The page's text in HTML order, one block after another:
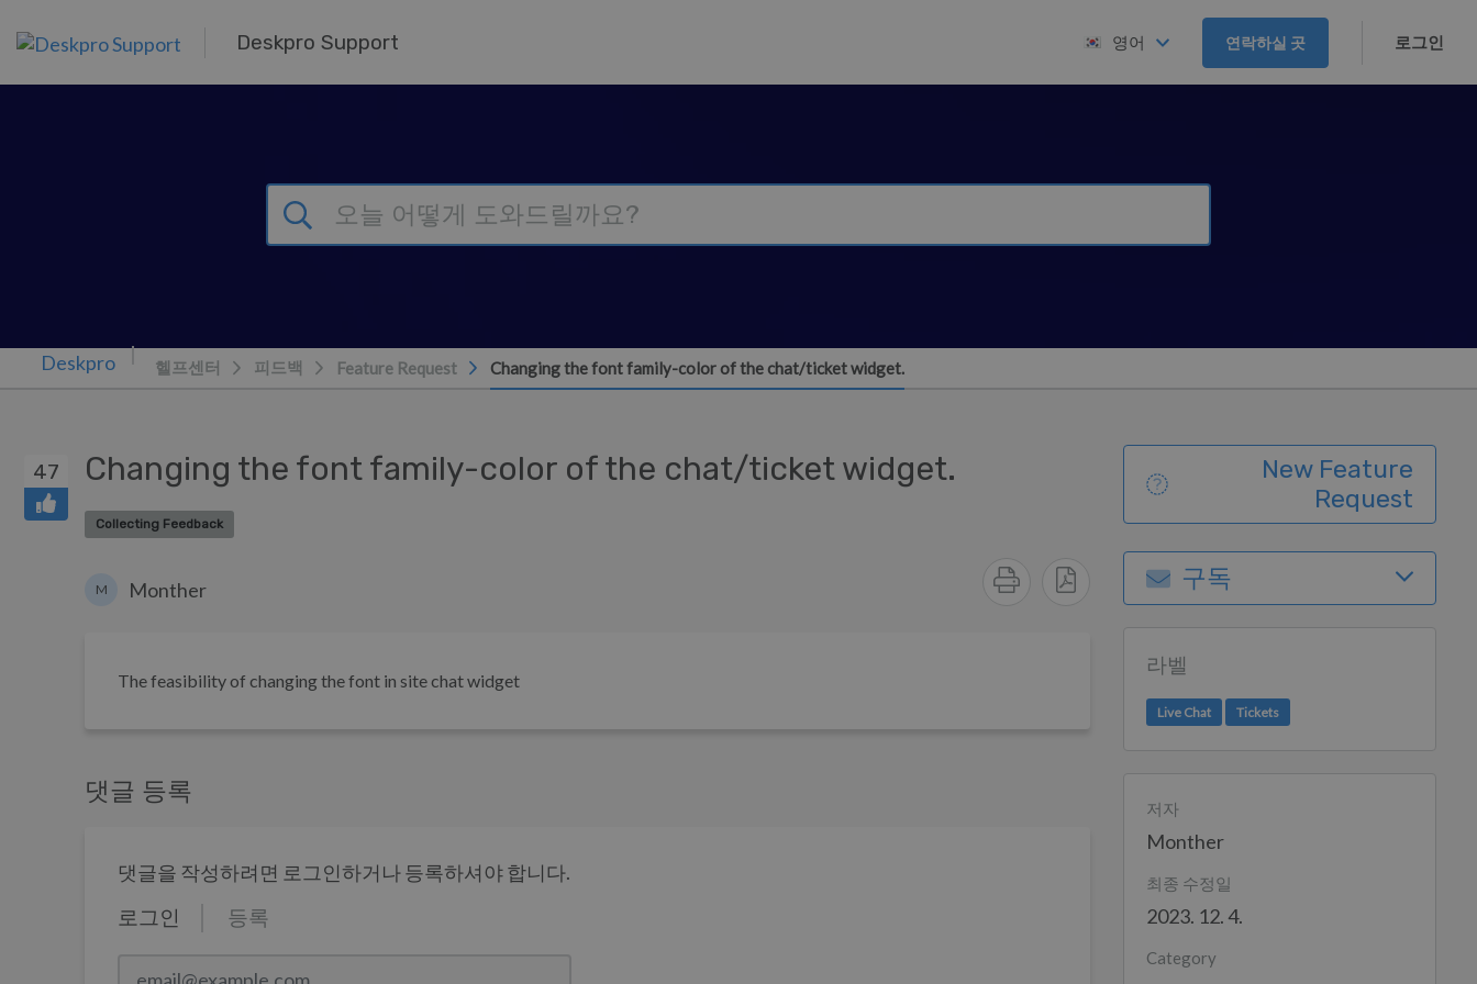
Deskpro Support 영어 연락하실 곳 로그인
헬프센터 피드백 Feature Request Changing the font family-color of the chat/ticket widget.
47 Changing the font family-color of the chat/ticket widget.
Collecting Feedback
M Monther
The feasibility of changing the font in site chat widget
댓글 등록
댓글을 작성하려면 로그인하거나 등록하셔야 합니다.
로그인 등록
New Feature
Request
구독
라벨
Live Chat Tickets
저자
Monther
최종 수정일
2023. 12. 4.
Category